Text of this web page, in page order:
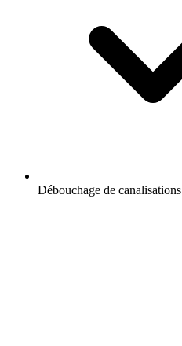
Débouchage de canalisations